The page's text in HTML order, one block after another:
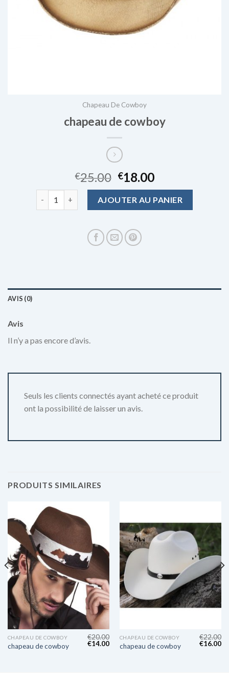
Chapeau De Cowboy
chapeau de cowboy
€25.00 €18.00
AJOUTER AU PANIER
AVIS (0)
Avis
Il n’y a pas encore d’avis.
Seuls les clients connectés ayant acheté ce produit
ont la possibilité de laisser un avis.
PRODUITS SIMILAIRES
CHAPEAU DE COWBOY
chapeau de cowboy
€20.00
€14.00
CHAPEAU DE COWBOY
chapeau de cowboy
€22.00
€16.00